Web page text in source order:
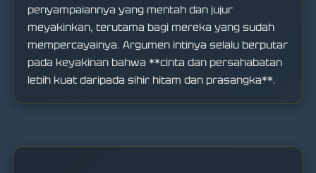
penyampaiannya yang mentah dan jujur
meyakinkan, terutama bagi mereka yang sudah
mempercayainya. Argumen intinya selalu berputar
pada keyakinan bahwa **cinta dan persahabatan
lebih kuat daripada sihir hitam dan prasangka**.